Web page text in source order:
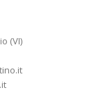
(VI)